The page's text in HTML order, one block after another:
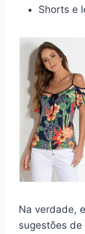
Shorts e
Na verdade,
sugestões